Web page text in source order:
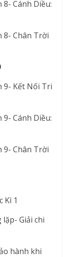
8- Cánh Diều:
8- Chân Trời
9- Kết Nối Tri
9- Cánh Diều:
9- Chân Trời
Kì 1
Giải chi
hành khi